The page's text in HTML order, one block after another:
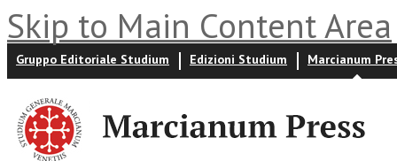
Skip to Main Content Area
Gruppo Editoriale Studium Edizioni Studium Marcianum